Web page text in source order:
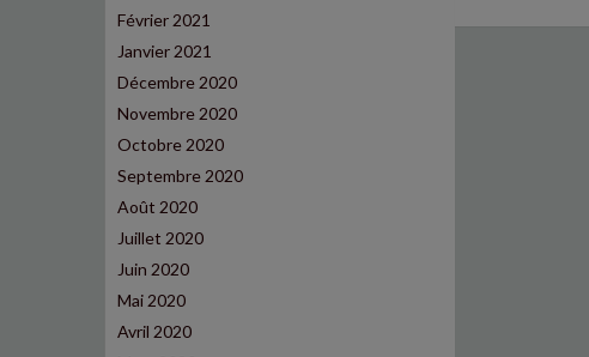
Février 2021
Janvier 2021
Décembre 2020
Novembre 2020
Octobre 2020
Septembre 2020
Août 2020
Juillet 2020
Juin 2020
Mai 2020
Avril 2020